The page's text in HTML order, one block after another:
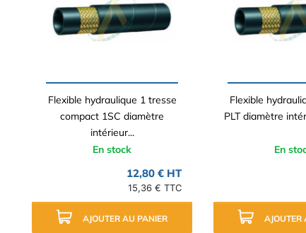
Flexible hydraulique 1 tresse
compact 1SC diamètre
intérieur...
En stock
12,80 € HT
15,36 € TTC
AJOUTER AU PANIER
Flexible
PLT diamètre
En
AJOUTER